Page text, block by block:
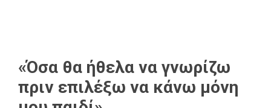
«Όσα θα ήθελα να γνωρίζω
πριν επιλέξω να κάνω μόνη